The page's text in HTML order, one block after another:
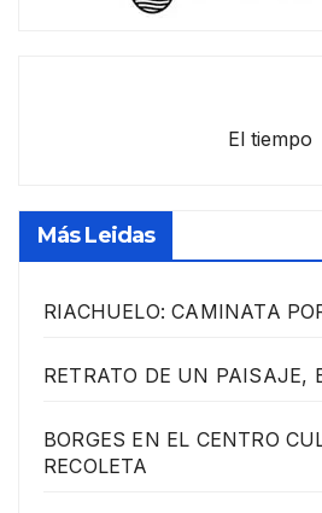
El tiempo
Más Leidas
RIACHUELO: CAMINATA
RETRATO DE UN PAISAJE,
BORGES EN EL CENTRO
RECOLETA